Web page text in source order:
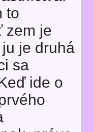
to
zem je
je druhá
sa
ide o